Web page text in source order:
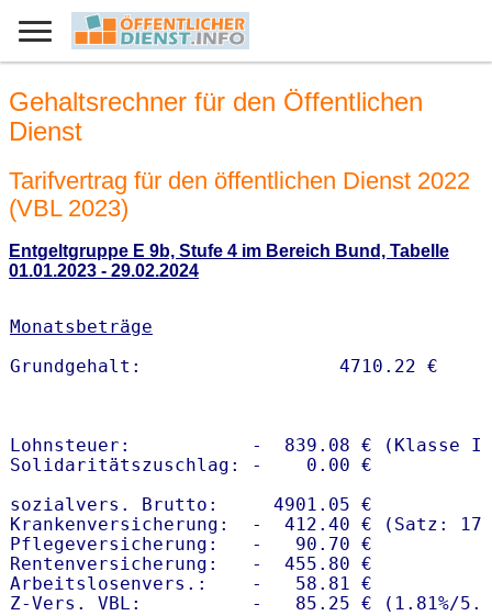
Gehaltsrechner für den Öffentlichen
Dienst
Tarifvertrag für den öffentlichen Dienst 2022
(VBL 2023)
Entgeltgruppe E 9b, Stufe 4 im Bereich Bund, Tabelle
01.01.2023 - 29.02.2024
Monatsbeträge
Lohnsteuer:           -  839.08 € (Klasse I)
Solidaritätszuschlag: -    0.00 €
sozialvers. Brutto:     4901.05 €
Krankenversicherung:  -  412.40 € (Satz:
Pflegeversicherung:   -   90.70 €
Rentenversicherung:   -  455.80 €
Arbeitslosenvers.:    -   58.81 €
Z-Vers. VBL:          -   85.25 € ( 1.81%/